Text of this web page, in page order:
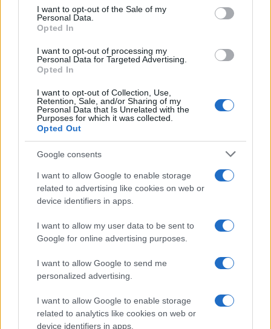
services and may gather and store information including but
not limited to your visit or usage behaviour. You may click to
grant or deny consent to Google and its third-party tags to
consent section.
I want to opt-out of the Sale of my
Personal Data.
Opted In
I want to opt-out of processing my
Personal Data for Targeted Advertising.
Opted In
I want to opt-out of Collection, Use,
Retention, Sale, and/or Sharing of my
Personal Data that Is Unrelated with the
Purposes for which it was collected.
Opted Out
Google consents
I want to allow Google to enable storage
related to advertising like cookies on web or
device identifiers in apps.
I want to allow my user data to be sent to
Google for online advertising purposes.
I want to allow Google to send me
personalized advertising.
I want to allow Google to enable storage
related to analytics like cookies on web or
device identifiers in apps.
Francia
Investieren24
UK
News Hub UK
Lgbtq News
Olanda
NL Newz